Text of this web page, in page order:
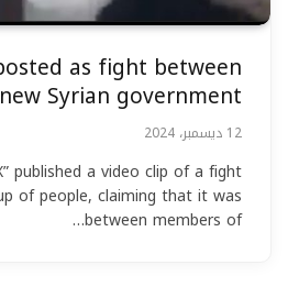
as fight between
Syrian government
12 ديسمبر، 2024
published a video clip of a fight
of people, claiming that it was
between members of…